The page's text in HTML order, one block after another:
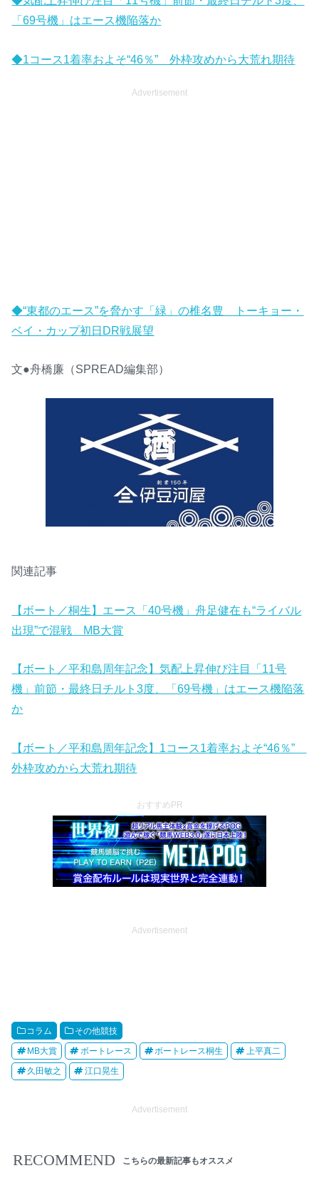
y
「69号機」はエース機陥落か
◆1コース1着率およそ“46％” 外枠攻めから大荒れ期待
Advertisement
◆“東都のエース”を脅かす「緑」の椎名豊 トーキョー・
ベイ・カップ初日DR戦展望
文●舟橋廉（SPREAD編集部）
関連記事
【ボート／桐生】エース「40号機」舟足健在も“ライバル
出現”で混戦 MB大賞
【ボート／平和島周年記念】気配上昇伸び注目「11号
機」前節・最終日チルト3度、「69号機」はエース機陥落
か
【ボート／平和島周年記念】1コース1着率およそ“46％”
外枠攻めから大荒れ期待
おすすめPR
Advertisement
コラム その他競技
MB大賞 ボートレース ボートレース桐生 上平真二
久田敏之 江口晃生
Advertisement
RECOMMEND こちらの最新記事もオススメ